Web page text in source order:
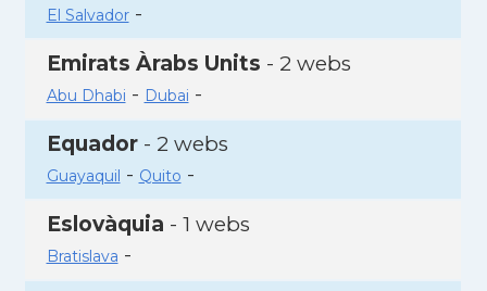
El Salvador-
Emirats Àrabs Units - 2 webs
Abu Dhabi - Dubai -
Equador- 2 webs
Guayaquil - Quito -
Eslovàquia - 1 webs
Bratislava -